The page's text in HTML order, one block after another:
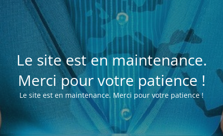
Le site est en maintenance.
Merci pour votre patience !
Le site est en maintenance. Merci pour votre patience !